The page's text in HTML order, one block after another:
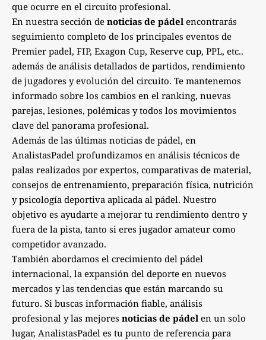
que ocurre en el circuito profesional.
En nuestra sección de noticias de pádel encontrarás
seguimiento completo de los principales eventos de
Premier padel, FIP, Exagon Cup, Reserve cup, PPL, etc..
además de análisis detallados de partidos, rendimiento
de jugadores y evolución del circuito. Te mantenemos
informado sobre los cambios en el ranking, nuevas
parejas, lesiones, polémicas y todos los movimientos
clave del panorama profesional.
Además de las últimas noticias de pádel, en
AnalistasPadel profundizamos en análisis técnicos de
palas realizados por expertos, comparativas de material,
consejos de entrenamiento, preparación física, nutrición
y psicología deportiva aplicada al pádel. Nuestro
objetivo es ayudarte a mejorar tu rendimiento dentro y
fuera de la pista, tanto si eres jugador amateur como
competidor avanzado.
También abordamos el crecimiento del pádel
internacional, la expansión del deporte en nuevos
mercados y las tendencias que están marcando su
futuro. Si buscas información fiable, análisis
profesional y las mejores noticias de pádel en un solo
lugar, AnalistasPadel es tu punto de referencia para